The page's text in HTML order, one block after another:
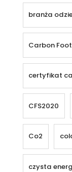
branża
Carbon
certyfikat
CFS2020
Co2
czysta